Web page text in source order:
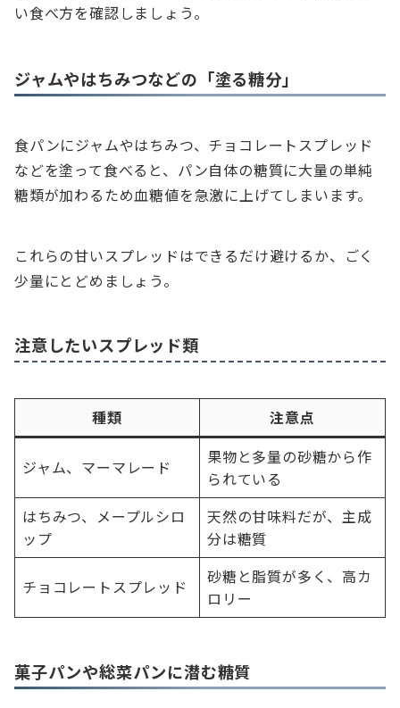
い食べ方を確認しましょう。
ジャムやはちみつなどの「塗る糖分」
食パンにジャムやはちみつ、チョコレートスプレッド
などを塗って食べると、パン自体の糖質に大量の単純
糖類が加わるため血糖値を急激に上げてしまいます。
これらの甘いスプレッドはできるだけ避けるか、ごく
少量にとどめましょう。
注意したいスプレッド類
種類 注意点
ジャム、マーマレード
果物と多量の砂糖から作
られている
はちみつ、メープルシロ
ップ
天然の甘味料だが、主成
分は糖質
チョコレートスプレッド
砂糖と脂質が多く、高カ
ロリー
菓子パンや総菜パンに潜む糖質